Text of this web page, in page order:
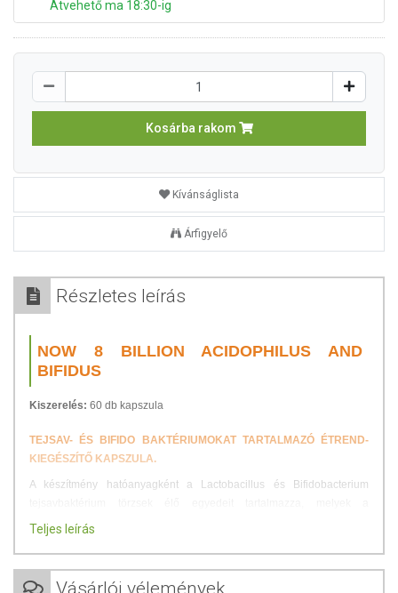
Átvehető ma 18:30-ig
Kosárba rakom
Kívánságlista
Árfigyelő
Részletes leírás
NOW 8 BILLION ACIDOPHILUS AND
BIFIDUS
Kiszerelés: 60 db kapszula
TEJSAV- ÉS BIFIDO BAKTÉRIUMOKAT TARTALMAZÓ ÉTREND-
KIEGÉSZÍTŐ KAPSZULA.
A készítmény hatóanyagként a Lactobacillus és Bifidobacterium
szervezetbe jutva hatással vannak a bélrendszer mikrokörnyezetére.
A jótékony hatású probiotikumok rendszeres szedése segíthet az
egészséges bélflóra fenntartásában. Különösen ajánlott
Teljes leírás
Vásárlói vélemények